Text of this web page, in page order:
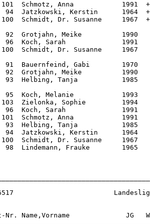
101  Schmotz, Anna
94  Jatzkowski, Kerstin      1964
100  Schmidt, Dr. Susanne
92  Grotjahn, Meike
96  Koch, Sarah              1991
100  Schmidt, Dr. Susanne
91  Bauernfeind, Gabi
92  Grotjahn, Meike          1990
93  Helbing, Tanja
95  Koch, Melanie            1993
103  Zielonka,
96  Koch, Sarah
101  Schmotz, Anna
93  Helbing, Tanja
94  Jatzkowski,
100  Schmidt, Dr.
98  Lindemann,
6517                         Landesliga
Name,Vorname              JG